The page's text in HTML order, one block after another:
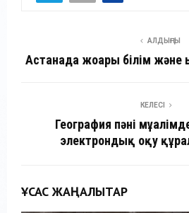
АЛДЫҢҒЫ
Астанада жоғары білім және
КЕЛЕСІ
География пәні
электрондық оқу
ҰҚСАС ЖАҢАЛЫҚТАР